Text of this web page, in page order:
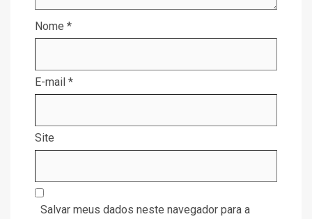
Nome *
E-mail *
Site
Salvar meus dados neste navegador para a